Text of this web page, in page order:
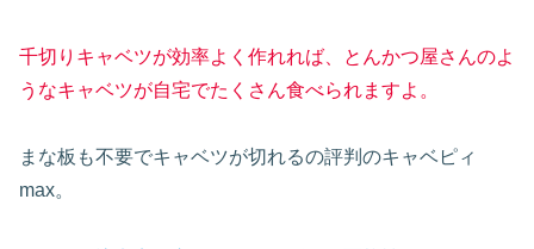
千切りキャベツが効率よく作れれば、とんかつ屋さんのよ
うなキャベツが自宅でたくさん食べられますよ。
まな板も不要でキャベツが切れるの評判のキャベピィ
max。